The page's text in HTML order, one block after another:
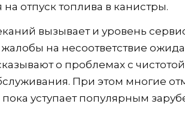
отпуск топлива в канистры.
вызывает и уровень
жалобы на несоответствие
о проблемах с
При этом многие
пока уступает популярным